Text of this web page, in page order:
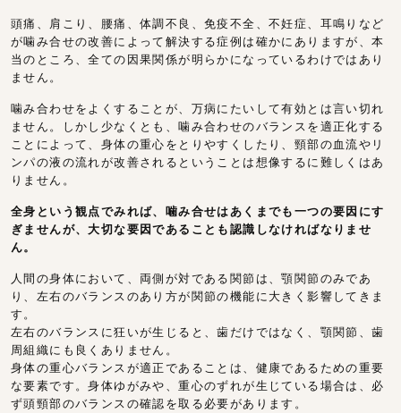
頭痛、肩こり、腰痛、体調不良、免疫不全、不妊症、耳鳴りなど
が噛み合せの改善によって解決する症例は確かにありますが、本
当のところ、全ての因果関係が明らかになっているわけではあり
ません。
噛み合わせをよくすることが、万病にたいして有効とは言い切れ
ません。しかし少なくとも、噛み合わせのバランスを適正化する
ことによって、身体の重心をとりやすくしたり、頸部の血流やリ
ンパの液の流れが改善されるということは想像するに難しくはあ
りません。
全身という観点でみれば、噛み合せはあくまでも一つの要因にす
ぎませんが、大切な要因であることも認識しなければなりませ
ん。
人間の身体において、両側が対である関節は、顎関節のみであ
り、左右のバランスのあり方が関節の機能に大きく影響してきま
す。
左右のバランスに狂いが生じると、歯だけではなく、顎関節、歯
周組織にも良くありません。
身体の重心バランスが適正であることは、健康であるための重要
な要素です。身体ゆがみや、重心のずれが生じている場合は、必
ず頭頸部のバランスの確認を取る必要があります。